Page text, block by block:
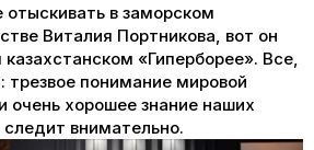
в заморском
Виталия Портникова, вот он
«Гиперборее». Все,
трезвое понимание мировой
очень хорошее знание наших
внимательно.